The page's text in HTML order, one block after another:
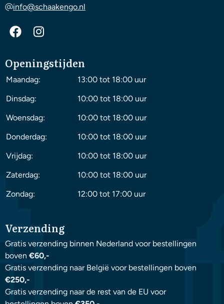
info@schaakengo.nl
Openingstijden
Maandag:
13:00 tot 18:00 uur
Dinsdag:
10:00 tot 18:00 uur
Woensdag:
10:00 tot 18:00 uur
Donderdag:
10:00 tot 18:00 uur
Vrijdag:
10:00 tot 18:00 uur
Zaterdag:
10:00 tot 18:00 uur
Zondag:
12:00 tot 17:00 uur
Verzending
Gratis verzending binnen Nederland voor bestellingen
boven €60,-
Gratis verzending naar België voor bestellingen boven
€250,-
Gratis verzending naar de rest van de EU voor